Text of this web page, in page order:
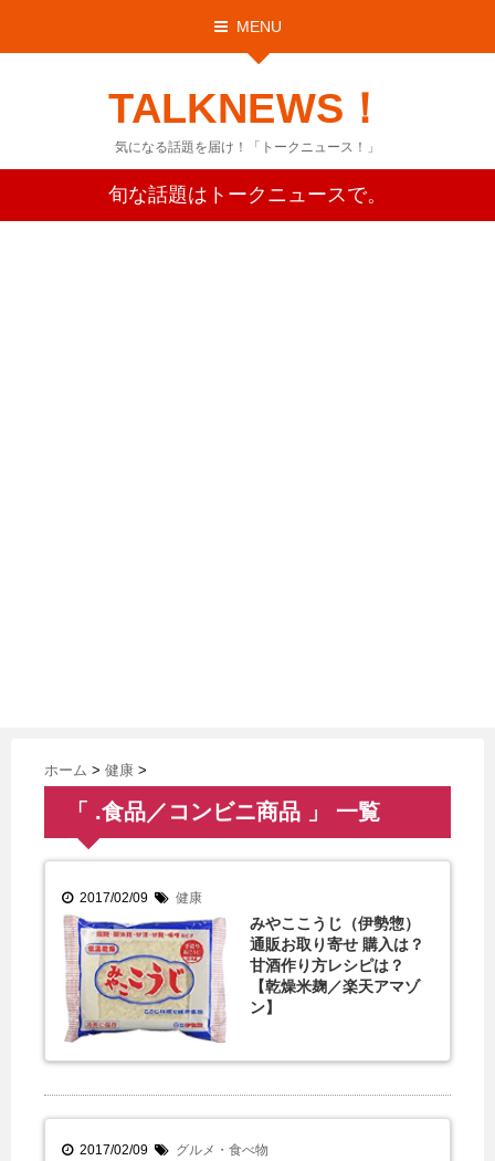
MENU
TALKNEWS！
気になる話題を届け！「トークニュース！」
旬な話題はトークニュースで。
ホーム > 健康 >
「 .食品／コンビニ商品 」 一覧
2017/02/09 健康
みやここうじ（伊勢惣）
通販お取り寄せ 購入は？
甘酒作り方レシピは？
【乾燥米麹／楽天アマゾ
ン】
2017/02/09 グルメ・食べ物